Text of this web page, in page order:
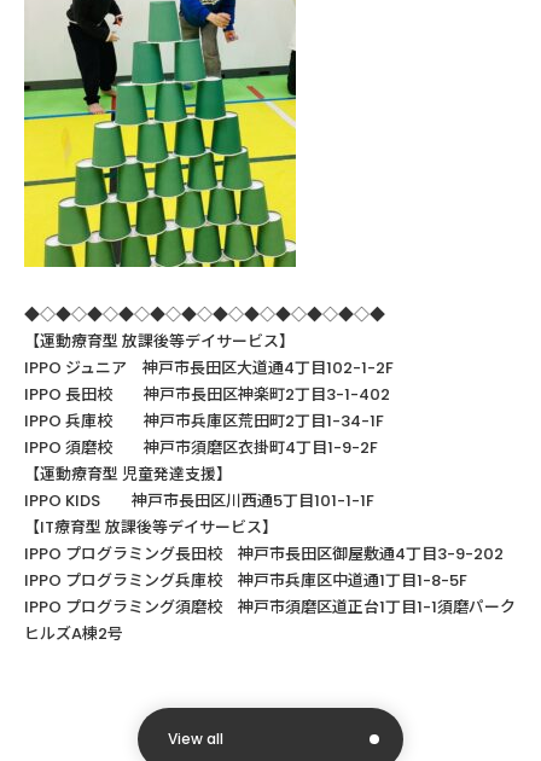
◆◇◆◇◆◇◆◇◆◇◆◇◆◇◆◇◆◇◆◇◆◇◆
【運動療育型放課後等デイサービス】
IPPO ジュニア 神戸市長田区大道通4丁目102-1-2F
IPPO 長田校 神戸市長田区神楽町2丁目3-1-402
IPPO 兵庫校 神戸市兵庫区荒田町2丁目1-34-1F
IPPO 須磨校 神戸市須磨区衣掛町4丁目1-9-2F
【運動療育型児童発達支援】
IPPO KIDS 神戸市長田区川西通5丁目101-1-1F
【IT療育型放課後等デイサービス】
IPPO プログラミング長田校 神戸市長田区御屋敷通4丁目3-9-202
IPPO プログラミング兵庫校 神戸市兵庫区中道通1丁目1-8-5F
IPPO プログラミング須磨校 神戸市須磨区道正台1丁目1-1須磨パーク
ヒルズA棟2号
View all